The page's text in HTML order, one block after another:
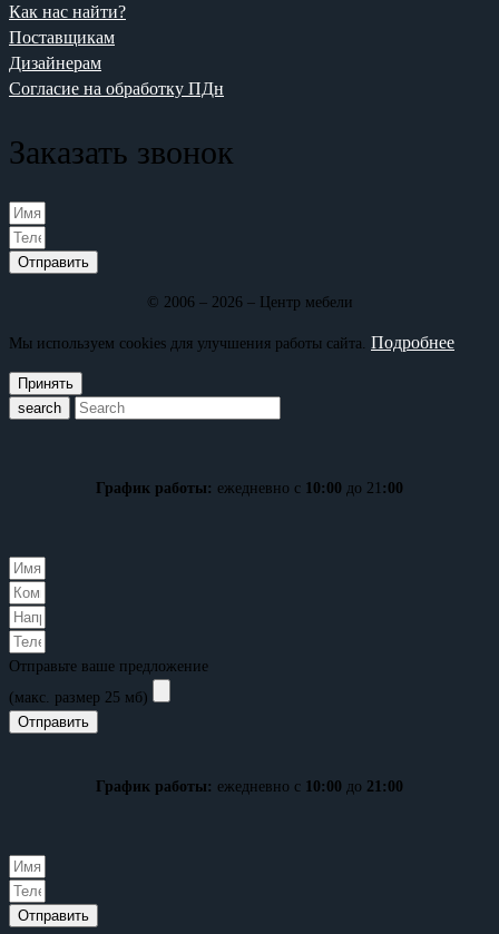
Как нас найти?
Поставщикам
Дизайнерам
Согласие на обработку ПДн
Заказать звонок
Отправить
© 2006 – 2026 – Центр мебели
Мы используем cookies для улучшения работы сайта. Подробнее
Принять
search
График работы: ежедневно с 10:00 до 21 :00
Отправьте ваше предложение
(макс. размер 25 мб)
Отправить
График работы: ежедневно с 10:00 до 21:00
Отправить